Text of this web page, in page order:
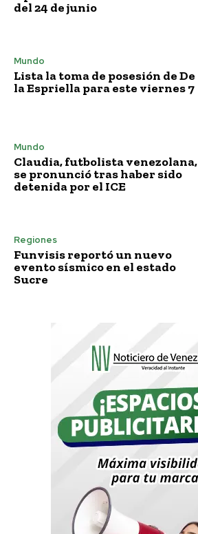
del 24 de junio
Mundo
Lista la toma de posesión de De
la Espriella para este viernes 7
Mundo
Claudia, futbolista venezolana,
se pronunció tras haber sido
detenida por el ICE
Regiones
Funvisis reportó un nuevo
evento sísmico en el estado
Sucre